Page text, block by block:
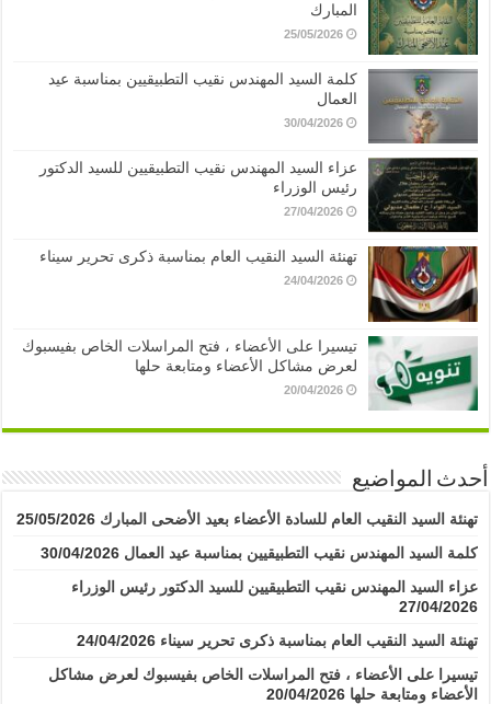
المبارك
25/05/2026
كلمة السيد المهندس نقيب التطبيقيين بمناسبة عيد
العمال
30/04/2026
عزاء السيد المهندس نقيب التطبيقيين للسيد الدكتور
رئيس الوزراء
27/04/2026
تهنئة السيد النقيب العام بمناسبة ذكرى تحرير سيناء
24/04/2026
تيسيرا على الأعضاء ، فتح المراسلات الخاص بفيسبوك
لعرض مشاكل الأعضاء ومتابعة حلها
20/04/2026
أحدث المواضيع
تهنئة السيد النقيب العام للسادة الأعضاء بعيد الأضحى المبارك 25/05/2026
كلمة السيد المهندس نقيب التطبيقيين بمناسبة عيد العمال 30/04/2026
عزاء السيد المهندس نقيب التطبيقيين للسيد الدكتور رئيس الوزراء
27/04/2026
تهنئة السيد النقيب العام بمناسبة ذكرى تحرير سيناء 24/04/2026
تيسيرا على الأعضاء ، فتح المراسلات الخاص بفيسبوك لعرض مشاكل
الأعضاء ومتابعة حلها 20/04/2026